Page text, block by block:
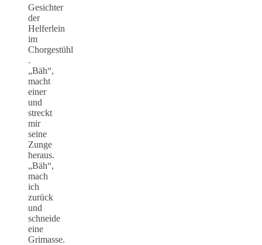
Gesichter
der
Helferlein
im
Chorgestühl
.
„Bäh“,
macht
einer
und
streckt
mir
seine
Zunge
heraus.
„Bäh“,
mach
ich
zurück
und
schneide
eine
Grimasse.